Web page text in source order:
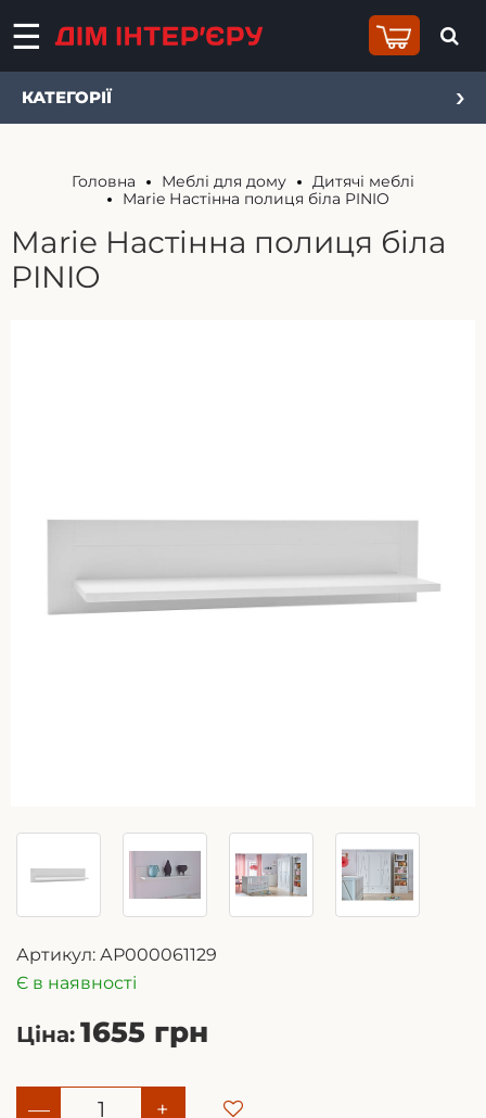
КАТЕГОРІЇ
Головна Меблі для дому
Дитячі меблі
Marie Настінна полиця біла PINIO
Marie Настінна полиця біла
PINIO
Артикул: АР000061129
Є в наявності
Ціна: 1655 грн
— +